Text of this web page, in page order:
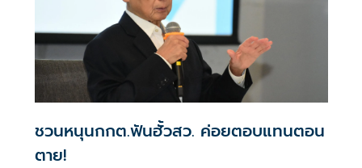
ชวนหนุนกกต.ฟันฮั้วสว. ค่อยตอบแทนตอน
ตาย!